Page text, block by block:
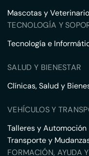
Mascotas y
TECNOLOGÍA Y
Tecnología e
SALUD Y BIENESTAR
Clínicas, Salud y
VEHÍCULOS Y
Talleres y Automoción
Transporte y
FORMACIÓN, AYUDA